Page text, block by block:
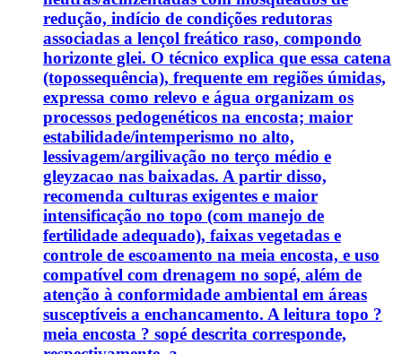
redução, indício de condições redutoras
associadas a lençol freático raso, compondo
horizonte glei. O técnico explica que essa catena
(topossequência), frequente em regiões úmidas,
expressa como relevo e água organizam os
processos pedogenéticos na encosta; maior
estabilidade/intemperismo no alto,
lessivagem/argilivação no terço médio e
gleyzacao nas baixadas. A partir disso,
recomenda culturas exigentes e maior
intensificação no topo (com manejo de
fertilidade adequado), faixas vegetadas e
controle de escoamento na meia encosta, e uso
compatível com drenagem no sopé, além de
atenção à conformidade ambiental em áreas
susceptíveis a enchancamento. A leitura topo ?
meia encosta ? sopé descrita corresponde,